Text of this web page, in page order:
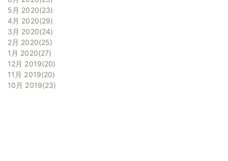
5月 2020 23
4月 2020 29
3月 2020 24
2月 2020 25
1月 2020 27
12月 2019 20
11月 2019 20
10月 2019 23